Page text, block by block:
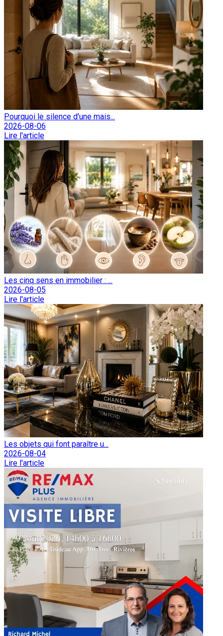
Pourquoi le silence d'une mais...
2026-08-06
Lire l'article
Les cinq sens en immobilier : ...
2026-08-05
Lire l'article
Les objets qui font paraître u...
2026-08-04
Lire l'article